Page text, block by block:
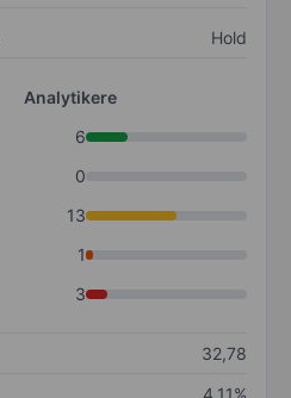
Hold
Analytikere
6
0
13
1
3
32,78